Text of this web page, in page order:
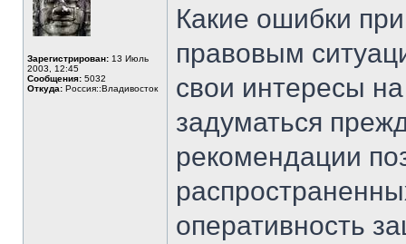
Зарегистрирован: 13 Июль
2003, 12:45
Сообщения: 5032
Откуда: Россия::Владивосток
Какие ошибки
правовым
свои интересы
задуматься
рекомендации
оперативность